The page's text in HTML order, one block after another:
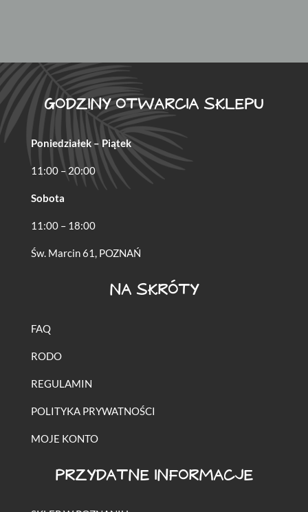
GODZINY OTWARCIA SKLEPU
Poniedziałek – Piątek
11:00 – 20:00
Sobota
11:00 – 18:00
Św. Marcin 61, POZNAŃ
NA SKRÓTY
FAQ
RODO
REGULAMIN
POLITYKA PRYWATNOŚCI
MOJE KONTO
PRZYDATNE INFORMACJE